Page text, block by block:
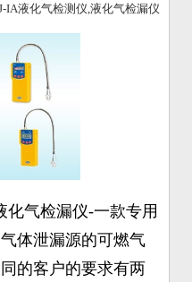
IA液化气检测仪,液化气检漏仪
气检漏仪-一款专用
体泄漏源的可燃气
的客户的要求有两